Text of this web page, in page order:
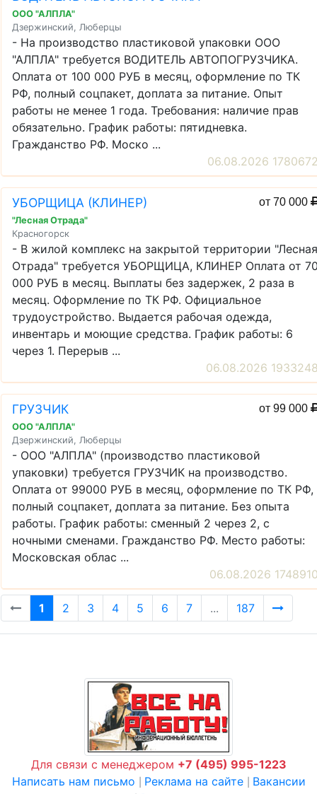
ООО "АЛПЛА"
Дзержинский, Люберцы
- На производство пластиковой упаковки ООО
"АЛПЛА" требуется ВОДИТЕЛЬ АВТОПОГРУЗЧИКА.
Оплата от 100 000 РУБ в месяц, оформление по ТК
РФ, полный соцпакет, доплата за питание. Опыт
работы не менее 1 года. Требования: наличие прав
обязательно. График работы: пятидневка.
Гражданство РФ. Моско ...
06.08.2026
УБОРЩИЦА (КЛИНЕР) от 70 000
"Лесная Отрада"
Красногорск
- В жилой комплекс на закрытой территории "Лесная
Отрада" требуется УБОРЩИЦА, КЛИНЕР Оплата от
000 РУБ в месяц. Выплаты без задержек, 2 раза в
месяц. Оформление по ТК РФ. Официальное
трудоустройство. Выдается рабочая одежда,
инвентарь и моющие средства. График работы: 6
через 1. Перерыв ...
06.08.2026
ГРУЗЧИК от 99 000
ООО "АЛПЛА"
Дзержинский, Люберцы
- ООО "АЛПЛА" (производство пластиковой
упаковки) требуется ГРУЗЧИК на производство.
Оплата от 99000 РУБ в месяц, оформление по ТК РФ,
полный соцпакет, доплата за питание. Без опыта
работы. График работы: сменный 2 через 2, с
ночными сменами. Гражданство РФ. Место работы:
Московская облас ...
06.08.2026
1 2 3 4 5 6 7 ... 187
Для связи с менеджером +7 (495) 995-1223
Написать нам письмо
Реклама на сайте Вакансии